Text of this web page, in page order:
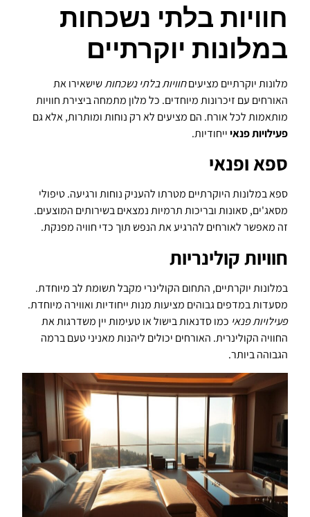
חוויות בלתי נשכחות
במלונות יוקרתיים
מלונות יוקרתיים מציעיםחוויות בלתי נשכחותשישאירו את
האורחים עם זיכרונות מיוחדים. כל מלון מתמחה ביצירת חוויות
מותאמות לכל אורח. הם מציעים לא רק נוחות ומותרות, אלא גם
פעילויות פנאיייחודיות.
ספא ופנאי
ספא במלונות היוקרתיים מטרתו להעניק נוחות ורגיעה. טיפולי
מסאג'ים, סאונות ובריכות תרמיות נמצאים בשירותים המוצעים.
זה מאפשר לאורחים להרגיע את הנפש תוך כדי חוויה מפנקת.
חוויות קולינריות
במלונות יוקרתיים, התחום הקולינרי מקבל תשומת לב מיוחדת.
מסעדות במדפים גבוהים מציעות מנות ייחודיות ואווירה מיוחדת.
פעילויות פנאי כמו סדנאות בישול או טעימות יין משדרגות את
החוויה הקולינרית. האורחים יכולים ליהנות מאניני טעם ברמה
הגבוהה ביותר.